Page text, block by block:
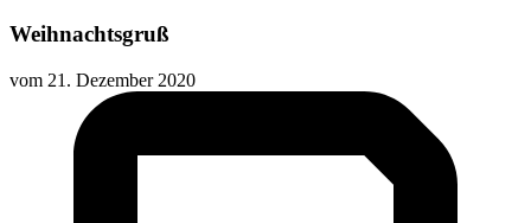
Weihnachtsgruß
vom 21. Dezember 2020